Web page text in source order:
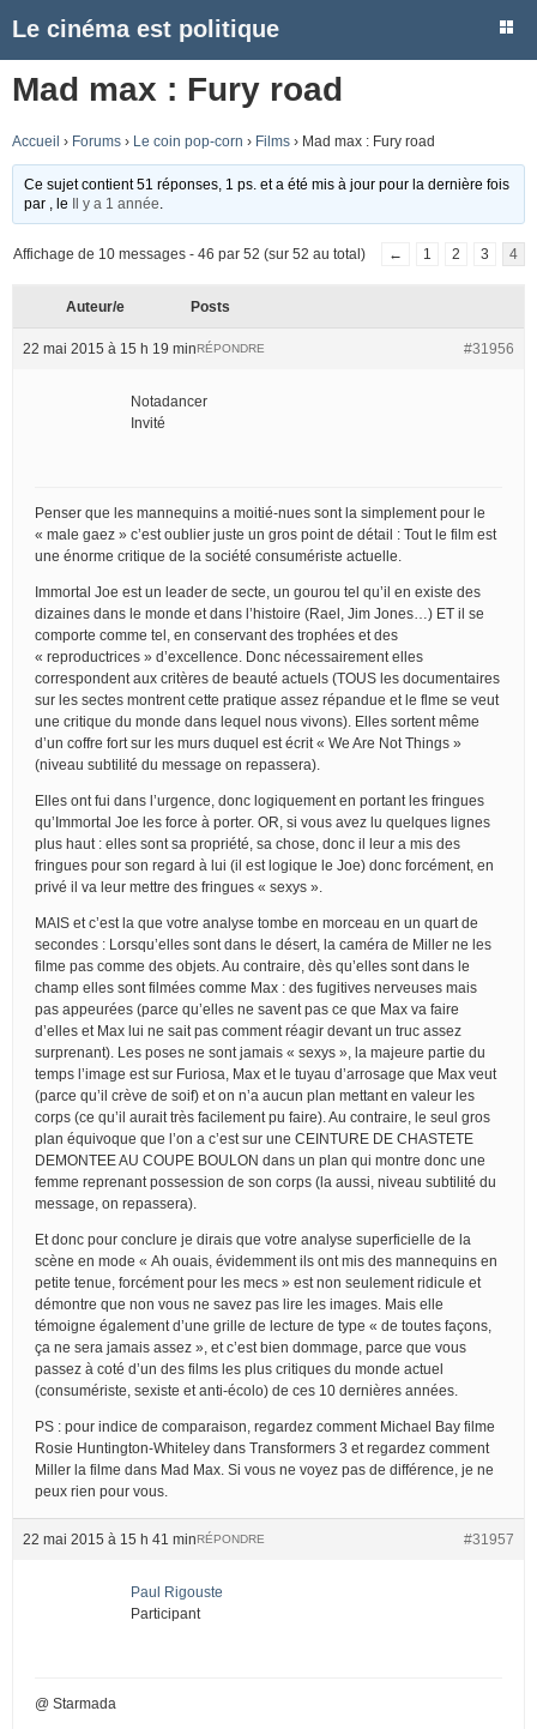
Le cinéma est politique
Mad max : Fury road
Accueil › Forums › Le coin pop-corn › Films › Mad max : Fury road
Ce sujet contient 51 réponses, 1 ps. et a été mis à jour pour la dernière fois
par
, le Il y a 1 année
Affichage de 10 messages - 46 par 52 (sur 52 au total) ← 1 2 3 4
Auteur/e Posts
22 mai 2015 à 15 h 19 min #31956
RÉPONDRE
Notadancer
Invité
Penser que les mannequins a moitié-nues sont la simplement pour le
« male gaez » c’est oublier juste un gros point de détail : Tout le film est
une énorme critique de la société consumériste actuelle.
Immortal Joe est un leader de secte, un gourou tel qu’il en existe des
dizaines dans le monde et dans l’histoire (Rael, Jim Jones…) ET il se
comporte comme tel, en conservant des trophées et des
« reproductrices » d’excellence. Donc nécessairement elles
correspondent aux critères de beauté actuels (TOUS les documentaires
sur les sectes montrent cette pratique assez répandue et le flme se veut
une critique du monde dans lequel nous vivons). Elles sortent même
d’un coffre fort sur les murs duquel est écrit « We Are Not Things »
(niveau subtilité du message on repassera).
Elles ont fui dans l’urgence, donc logiquement en portant les fringues
qu’Immortal Joe les force à porter. OR, si vous avez lu quelques lignes
plus haut : elles sont sa propriété, sa chose, donc il leur a mis des
fringues pour son regard à lui (il est logique le Joe) donc forcément, en
privé il va leur mettre des fringues « sexys ».
MAIS et c’est la que votre analyse tombe en morceau en un quart de
secondes : Lorsqu’elles sont dans le désert, la caméra de Miller ne les
filme pas comme des objets. Au contraire, dès qu’elles sont dans le
champ elles sont filmées comme Max : des fugitives nerveuses mais
pas appeurées (parce qu’elles ne savent pas ce que Max va faire
d’elles et Max lui ne sait pas comment réagir devant un truc assez
surprenant). Les poses ne sont jamais « sexys », la majeure partie du
temps l’image est sur Furiosa, Max et le tuyau d’arrosage que Max veut
(parce qu’il crève de soif) et on n’a aucun plan mettant en valeur les
corps (ce qu’il aurait très facilement pu faire). Au contraire, le seul gros
plan équivoque que l’on a c’est sur une CEINTURE DE CHASTETE
DEMONTEE AU COUPE BOULON dans un plan qui montre donc une
femme reprenant possession de son corps (la aussi, niveau subtilité du
message, on repassera).
Et donc pour conclure je dirais que votre analyse superficielle de la
scène en mode « Ah ouais, évidemment ils ont mis des mannequins en
petite tenue, forcément pour les mecs » est non seulement ridicule et
démontre que non vous ne savez pas lire les images. Mais elle
témoigne également d’une grille de lecture de type « de toutes façons,
ça ne sera jamais assez », et c’est bien dommage, parce que vous
passez à coté d’un des films les plus critiques du monde actuel
(consumériste, sexiste et anti-écolo) de ces 10 dernières années.
PS : pour indice de comparaison, regardez comment Michael Bay filme
Rosie Huntington-Whiteley dans Transformers 3 et regardez comment
Miller la filme dans Mad Max. Si vous ne voyez pas de différence, je ne
peux rien pour vous.
22 mai 2015 à 15 h 41 min #31957
RÉPONDRE
Paul Rigouste
Participant
@ Starmada